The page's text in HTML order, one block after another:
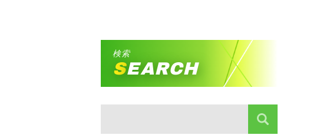
検索
SEARCH